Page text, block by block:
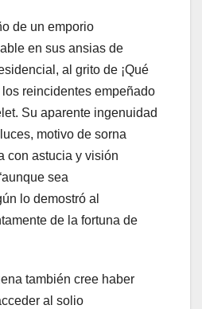
de un emporio
en sus ansias de
al grito de ¡Qué
reincidentes empeñado
Su aparente ingenuidad
motivo de sorna
con astucia y visión
sea
lo demostró al
de la fortuna de
también cree haber
al solio